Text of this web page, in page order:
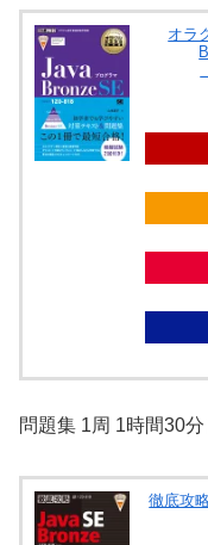
オラ
問題集 1周 1時間30
徹底攻